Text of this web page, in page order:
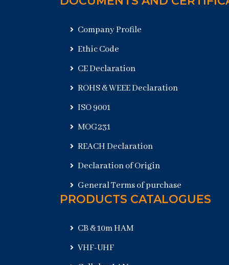
Company Profile
Ethic Code
CE Declaration
ROHS & WEEE Declaration
ISO 9001
MOG231
REACH Declaration
Declaration of Origin
General Terms of purchase
PRODUCTS CATALOGUES
CB & 10m HAM
VHF-UHF